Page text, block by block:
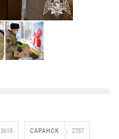
3618 САРАНСК 2787